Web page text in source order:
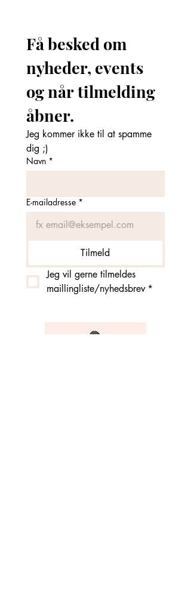
Få besked om
nyheder, events
og når tilmelding
Jeg kommer ikke til at spamme
dig ;)
Navn *
E-mailadresse *
Tilmeld
Jeg vil gerne tilmeldes
maillingliste/nyhedsbrev *